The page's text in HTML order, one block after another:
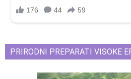
PRIRODNI PREPARATI VISOKE